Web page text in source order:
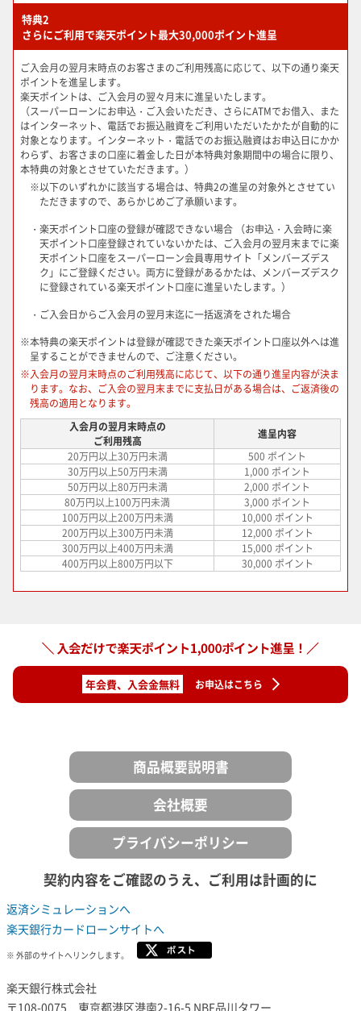
特典2
さらにご利用で楽天ポイント最大30,000ポイント進呈
ご入会月の翌月末時点のお客さまのご利用残高に応じて、以下の通り楽天
ポイントを進呈します。
楽天ポイントは、ご入会月の翌々月末に進呈いたします。
（スーパーローンにお申込・ご入会いただき、さらにATMでお借入、また
はインターネット、電話でお振込融資をご利用いただいたかたが自動的に
対象となります。インターネット・電話でのお振込融資はお申込日にかか
わらず、お客さまの口座に着金した日が本特典対象期間中の場合に限り、
本特典の対象とさせていただきます。）
※以下のいずれかに該当する場合は、特典2の進呈の対象外とさせてい
ただきますので、あらかじめご了承願います。
・楽天ポイント口座の登録が確認できない場合 （お申込・入会時に楽
天ポイント口座登録されていないかたは、ご入会月の翌月末までに楽
天ポイント口座をスーパーローン会員専用サイト「メンバーズデス
ク」にご登録ください。両方に登録があるかたは、メンバーズデスク
に登録されている楽天ポイント口座に進呈いたします。）
・ご入会日からご入会月の翌月末迄に一括返済をされた場合
※本特典の楽天ポイントは登録が確認できた楽天ポイント口座以外へは進
呈することができませんので、ご注意ください。
※入会月の翌月末時点のご利用残高に応じて、以下の通り進呈内容が決ま
ります。なお、ご入会の翌月末までに支払日がある場合は、ご返済後の
残高の適用となります。
入会月の翌月末時点の
ご利用残高
進呈内容
20万円以上30万円未満
500 ポイント
30万円以上50万円未満
1,000 ポイント
50万円以上80万円未満
2,000 ポイント
80万円以上100万円未満
3,000 ポイント
100万円以上200万円未満
10,000 ポイント
200万円以上300万円未満
12,000 ポイント
300万円以上400万円未満
15,000 ポイント
400万円以上800万円以下
30,000 ポイント
年会費、入会金無料 お申込はこちら
商品概要説明書
会社概要
プライバシーポリシー
契約内容をご確認のうえ、ご利用は計画的に
返済シミュレーションへ
楽天銀行カードローンサイトへ
※ 外部のサイトへリンクします。
楽天銀行株式会社
〒108-0075 東京都港区港南2-16-5 NBF品川タワー